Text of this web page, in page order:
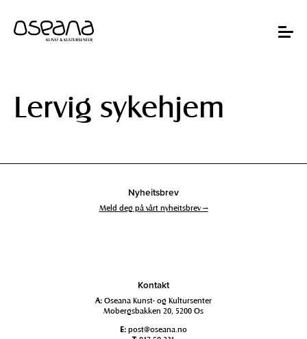
innhold
navigasjon
Toggle
Lervig sykehjem
Nyheitsbrev
Meld deg på vårt nyheitsbrev →
Kontakt
A: Oseana Kunst- og Kultursenter
Mobergsbakken 20, 5200 Os
E: post@oseana.no